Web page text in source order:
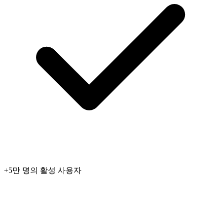
+5만 명의 활성 사용자